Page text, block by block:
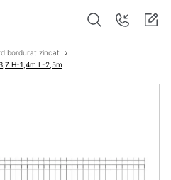
bordurat zincat
H-1,4m L-2,5m